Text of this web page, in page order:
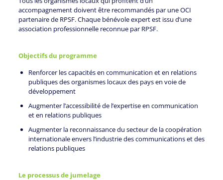
accompagnement doivent être recommandés par une OCI
partenaire de RPSF. Chaque bénévole expert est issu d’une
association professionnelle reconnue par RPSF.
Objectifs du programme
Renforcer les capacités en communication et en relations
publiques des organismes locaux des pays en voie de
développement
Augmenter l’accessibilité de l’expertise en communication
et en relations publiques
Augmenter la reconnaissance du secteur de la coopération
internationale envers l’industrie des communications et des
relations publiques
Le processus de jumelage